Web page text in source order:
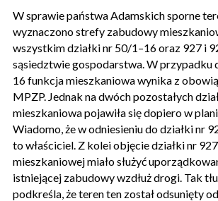
W sprawie państwa Adamskich sporne
wyznaczono strefy zabudowy
wszystkim działki nr 50/1–16 oraz 927 i
sąsiedztwie gospodarstwa. W przypadku
16 funkcja mieszkaniowa wynika z
MPZP. Jednak na dwóch pozostałych
mieszkaniowa pojawiła się dopiero w
Wiadomo, że w odniesieniu do działki nr
to właściciel. Z kolei objęcie działki nr
mieszkaniowej miało służyć
istniejącej zabudowy wzdłuż drogi. Tak
podkreśla, że teren ten został odsunięty